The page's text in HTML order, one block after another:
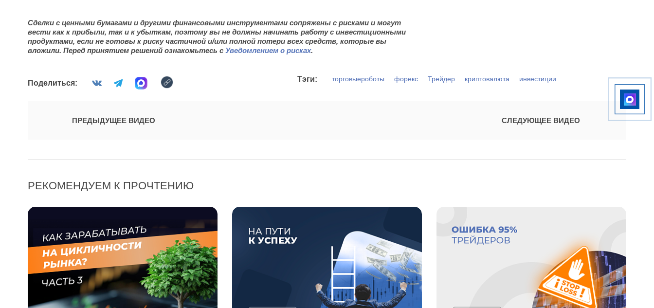
Сделки с ценными бумагами и другими финансовыми инструментами сопряжены с рисками и могут
вести как к прибыли, так и к убыткам, поэтому вы не должны начинать работу с инвестиционными
продуктами, если не готовы к риску частичной и/или полной потери всех средств, которые вы
вложили. Перед принятием решений ознакомьтесь с Уведомлением о рисках.
Поделиться: Тэги: торговыероботы форекс Трейдер криптовалюта инвестиции
ПРЕДЫДУЩЕЕ ВИДЕО СЛЕДУЮЩЕЕ ВИДЕО
РЕКОМЕНДУЕМ К ПРОЧТЕНИЮ